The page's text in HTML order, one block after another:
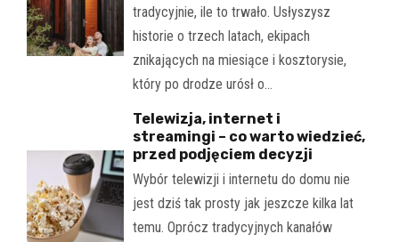
tradycyjnie, ile to trwało. Usłyszysz
historie o trzech latach, ekipach
znikających na miesiące i kosztorysie,
który po drodze urósł o…
Telewizja, internet i
streamingi – co warto wiedzieć,
przed podjęciem decyzji
Wybór telewizji i internetu do domu nie
jest dziś tak prosty jak jeszcze kilka lat
temu. Oprócz tradycyjnych kanałów